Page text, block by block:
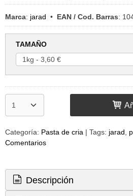
Marca: jarad • EAN / Cod. Barras:
TAMAÑO
Categoría: Pasta de cria | Tags: jarad
Comentarios
Descripción